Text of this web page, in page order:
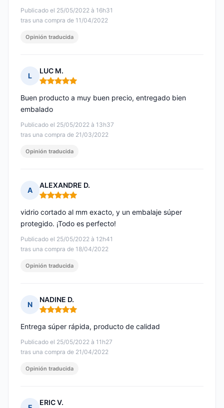
Publicado el 25/05/2022 à 16h31
tras una compra de 11/04/2022
Opinión traducida
L
LUC M.
Nota: 5 de 5
Publicado el 25/05/2022 à 13h37
tras una compra de 21/03/2022
Buen producto a muy buen precio, entregado bien
embalado
Opinión traducida
A
ALEXANDRE D.
Nota: 5 de 5
Publicado el 25/05/2022 à 12h41
tras una compra de 18/04/2022
vidrio cortado al mm exacto, y un embalaje súper
protegido. ¡Todo es perfecto!
Opinión traducida
N
NADINE D.
Nota: 5 de 5
Publicado el 25/05/2022 à 11h27
tras una compra de 21/04/2022
Entrega súper rápida, producto de calidad
Opinión traducida
ERIC V.